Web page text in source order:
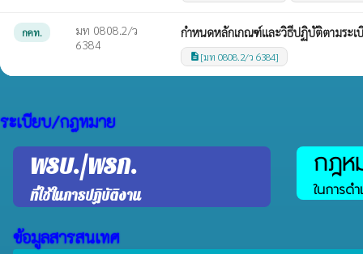
กคท.
มท 0808.2/ว
6384
กำหนดหลักเกณฑ์และวิธีปฏิบัติตามระเ
description [มท 0808.2/ว 6384]
ระเบียบ/กฎหมาย
พรบ./พรก.
ที่ใช้ในการปฏิบัติงาน
กฎห
ในการด
ข้อมูลสารสนเทศ